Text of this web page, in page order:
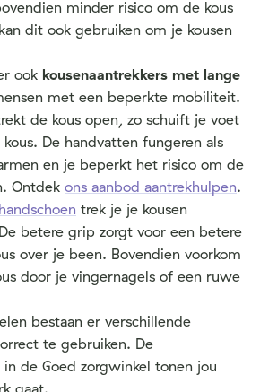
minder risico om de kous
dit ook gebruiken om je kousen
ook kousenaantrekkers met lange
met een beperkte mobiliteit.
de kous open, zo schuift je voet
De handvatten fungeren als
en je beperkt het risico om de
Ontdek ons aanbod aantrekhulpen.
trek je je kousen
betere grip zorgt voor een betere
over je been. Bovendien voorkom
door je vingernagels of een ruwe
bestaan er verschillende
te gebruiken. De
de Goed zorgwinkel tonen jou
gaat.